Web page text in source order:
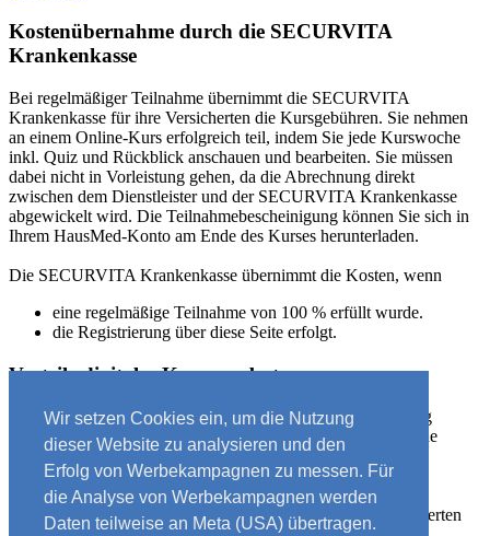
Wir setzen Cookies ein, um die Nutzung
dieser Website zu analysieren und den
Erfolg von Werbekampagnen zu messen. Für
die Analyse von Werbekampagnen werden
Daten teilweise an Meta (USA) übertragen.
Kostenübernahme durch die SECURVITA
Krankenkasse
Bei regelmäßiger Teilnahme übernimmt die SECURVITA
Krankenkasse für ihre Versicherten die Kursgebühren. Sie nehmen
an einem Online-Kurs erfolgreich teil, indem Sie jede Kurswoche
inkl. Quiz und Rückblick anschauen und bearbeiten. Sie müssen
dabei nicht in Vorleistung gehen, da die Abrechnung direkt
zwischen dem Dienstleister und der SECURVITA Krankenkasse
abgewickelt wird. Die Teilnahmebescheinigung können Sie sich in
Ihrem HausMed-Konto am Ende des Kurses herunterladen.
Die SECURVITA Krankenkasse übernimmt die Kosten, wenn
eine regelmäßige Teilnahme von 100 % erfüllt wurde.
die Registrierung über diese Seite erfolgt.
Vorteile digitaler Kursangebote
Kurse mit individuellen Tipps, passend zu Ihrem Alltag
Ziele erreichen mit 45 Minuten Zeitaufwand pro Woche
Intuitive Programme, verständliche Übungen
Auch für PC-Unerfahrene geeignet
Von Zuhause aus oder über mobile Geräte nutzbar
Persönliche Antworten auf Ihre Fragen durch Fachexperten